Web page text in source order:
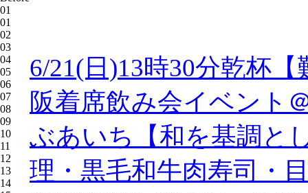
01
01
02
03
04
05
06
07
08
09
10
11
12
13
14
6/21(日)13時30分乾杯
阪着席飲み会イベント
ぶあいち【和を基調と
理・黒毛和牛肉寿司・